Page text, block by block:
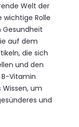
Welt der
Rolle
Gesundheit
auf dem
die sich
und den
Vitamin
um
und